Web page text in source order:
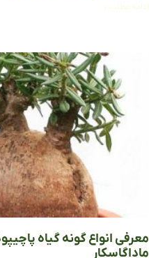
ادامه مطلب »
معرفی انواع گونه گیاه
ماداگاسکار